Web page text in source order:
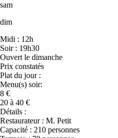
sam
dim
Midi : 12h
Soir : 19h30
Ouvert le dimanche
Prix constatés
Plat du jour :
Menu(s) soir:
8 €
20 à 40 €
Détails :
Restaurateur : M. Petit
Capacité : 210 personnes